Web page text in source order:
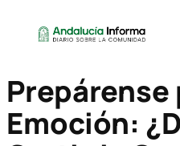
Prepárense
Emoción: